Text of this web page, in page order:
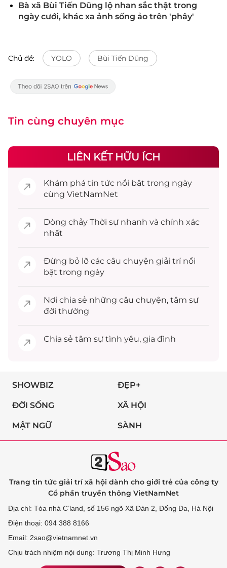
Bà xã Bùi Tiến Dũng lộ nhan sắc thật trong
ngày cưới, khác xa ảnh sống ảo trên 'phây'
Chủ đề: YOLO Bùi Tiến Dũng
Tin cùng chuyên mục
LIÊN KẾT HỮU ÍCH
Khám phá tin tức nổi bật trong ngày
cùng VietNamNet
Dòng chảy Thời sự nhanh và chính xác
nhất
Đừng bỏ lỡ các câu chuyện giải trínổi
bật trong ngày
Nơi chia sẻ những câu chuyện, tâm sự
đời thường
Chia sẻ tâm sự tình yêu, gia đình
SHOWBIZ ĐẸP+
ĐỜI SỐNG XÃ HỘI
MẬT NGỮ SÀNH
Trang tin tức giải trí xã hội dành cho giới trẻ của công ty
Cổ phần truyền thông VietNamNet
Địa chỉ: Tòa nhà C’land, số 156 ngõ Xã Đàn 2, Đống Đa, Hà Nội
Điện thoại: 094 388 8166
Email: 2sao@vietnamnet.vn
Chịu trách nhiệm nội dung: Trương Thị Minh Hưng